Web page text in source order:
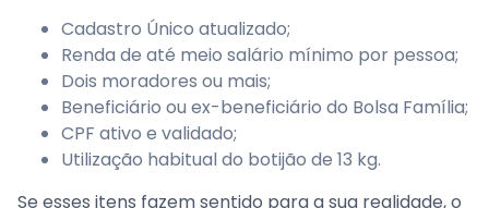
Cadastro Único atualizado;
Renda de até meio salário mínimo por pessoa;
Dois moradores ou mais;
Beneficiário ou ex-beneficiário do Bolsa Família;
CPF ativo e validado;
Utilização habitual do botijão de 13 kg.
Se esses itens fazem sentido para a sua realidade, o